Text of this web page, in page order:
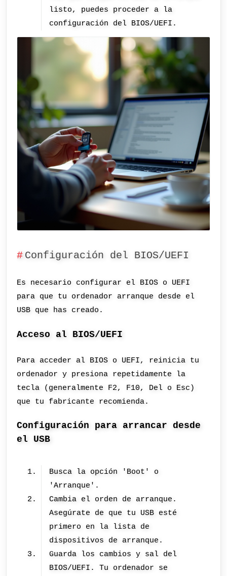
listo, puedes proceder a la
configuración del BIOS/UEFI.
Configuración del BIOS/UEFI
Es necesario configurar el BIOS o UEFI
para que tu ordenador arranque desde el
USB que has creado.
Acceso al BIOS/UEFI
Para acceder al BIOS o UEFI, reinicia tu
ordenador y presiona repetidamente la
tecla (generalmente F2, F10, Del o Esc)
que tu fabricante recomienda.
Configuración para arrancar desde
el USB
Busca la opción 'Boot' o
'Arranque'.
Cambia el orden de arranque.
Asegúrate de que tu USB esté
primero en la lista de
dispositivos de arranque.
Guarda los cambios y sal del
BIOS/UEFI. Tu ordenador se